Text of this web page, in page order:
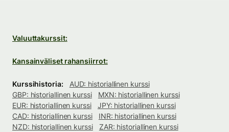
Valuuttakurssit:
Kansainväliset rahansiirrot:
Kurssihistoria:
AUD: historiallinen kurssi
GBP: historiallinen kurssi
MXN: historiallinen kurssi
EUR: historiallinen kurssi
JPY: historiallinen kurssi
CAD: historiallinen kurssi
INR: historiallinen kurssi
NZD: historiallinen kurssi
ZAR: historiallinen kurssi